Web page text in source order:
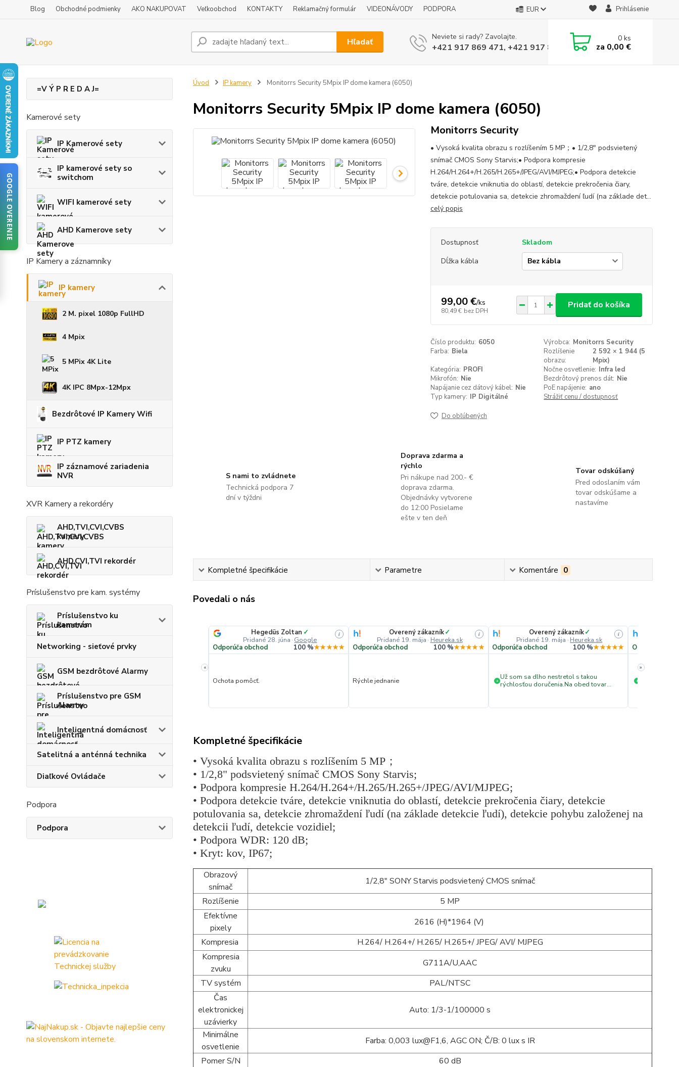
Blog Obchodné podmienky AKO NAKUPOVAT Veľkoobchod KONTAKTY Reklamačný formulár VIDEONÁVODY PODPORA EUR Prihlásenie
Hľadať Neviete si rady? Zavolajte.
+421 917 869 471, +421 917 817 905
0ks
za 0,00 €
=V Ý P R E D A J=
Kamerové sety
IP Kamerové sety
IP kamerové sety so
switchom
WIFI kamerové sety
AHD Kamerove sety
IP Kamery a záznamníky
IP kamery
2 M. pixel 1080p FullHD
4 Mpix
5 MPix 4K Lite
4K IPC 8Mpx-12Mpx
Bezdrôtové IP Kamery Wifi
IP PTZ kamery
IP záznamové zariadenia
NVR
XVR Kamery a rekordéry
AHD,TVI,CVI,CVBS
kamery
AHD,CVI,TVI rekordér
Príslušenstvo pre kam. systémy
Príslušenstvo ku
kamerám
Networking - sieťové prvky
GSM bezdrôtové Alarmy
Príslušenstvo pre GSM
Alarmy
Inteligentná domácnosť
Satelitná a anténná technika
Diaľkové Ovládače
Podpora
Podpora
Úvod IP kamery Monitorrs Security 5Mpix IP dome kamera (6050)
Monitorrs Security 5Mpix IP dome kamera (6050)
Monitorrs Security
• Vysoká kvalita obrazu s rozlíšením 5 MP；• 1/2,8" podsvietený
snímač CMOS Sony Starvis;• Podpora kompresie
H.264/H.264+/H.265/H.265+/JPEG/AVI/MJPEG;• Podpora detekcie
tváre, detekcie vniknutia do oblastí, detekcie prekročenia čiary,
detekcie potulovania sa, detekcie zhromaždení ľudí (na základe det...
celý popis
Dostupnosť
Skladom
Dĺžka kábla
99,00 €/ks
80,49 € bez DPH
Pridať do košíka
Číslo produktu: 6050 Výrobca: Monitorrs Security
Farba: Biela
Rozlíšenie
obrazu:
2 592 × 1 944 (5
Mpix)
Kategória: PROFI Nočne osvetlenie: Infra led
Mikrofón: Nie Bezdrôtový prenos dát: Nie
Napájanie cez dátový kábel: Nie PoE napájenie: ano
Typ kamery: IP Digitálné Strážiť cenu / dostupnosť
Do obľúbených
S nami to zvládnete
Technická podpora 7
dní v týždni
Doprava zdarma a
rýchlo
Pri nákupe nad 200.- €
doprava zdarma.
Objednávky vytvorene
do 12:00 Posielame
ešte v ten deň
Tovar odskúšaný
Pred odoslaním vám
tovar odskúšame a
nastavíme
Kompletné špecifikácie Parametre Komentáre 0
Povedali o nás
«
★★★★★
spoločnosť!!
Odporúča obchod
+
Hegedüs Zoltan ✓
Pridané 28. júna · Google
i
Odporúča obchod 100 %★★★★★
Ochota pomôcť.
Overený zákazník✓
Pridané 19. mája · Heureka.sk
i
Odporúča obchod 100 %★★★★★
Rýchle jednanie
Overený zákazník✓
Pridané 19. mája · Heureka.sk
i
Odporúča obchod 100 %★★★★★
+ Už som sa dlho nestretol s takou
rýchlosťou doručenia.Na obed tovar
Odporúča
+
»
Kompletné špecifikácie
• Vysoká kvalita obrazu s rozlíšením 5 MP；
• 1/2,8" podsvietený snímač CMOS Sony Starvis;
• Podpora kompresie H.264/H.264+/H.265/H.265+/JPEG/AVI/MJPEG;
• Podpora detekcie tváre, detekcie vniknutia do oblastí, detekcie prekročenia čiary, detekcie
potulovania sa, detekcie zhromaždení ľudí (na základe detekcie ľudí), detekcie pohybu založenej na
detekcii ľudí, detekcie vozidiel;
• Podpora WDR: 120 dB;
• Kryt: kov, IP67;
Obrazový
snímač
1/2,8" SONY Starvis podsvietený CMOS snímač
Rozlíšenie
5 MP
Efektívne
pixely
2616 (H)*1964 (V)
Kompresia
H.264/ H.264+/ H.265/ H.265+/ JPEG/ AVI/ MJPEG
Kompresia
zvuku
G711A/U,AAC
TV systém
PAL/NTSC
Čas
elektronickej
uzávierky
Auto: 1/3-1/100000 s
Minimálne
osvetlenie
Farba: 0,003 lux@F1,6, AGC ON; Č/B: 0 lux s IR
Pomer S/N
60 dB
GOOGLE OVERENIE